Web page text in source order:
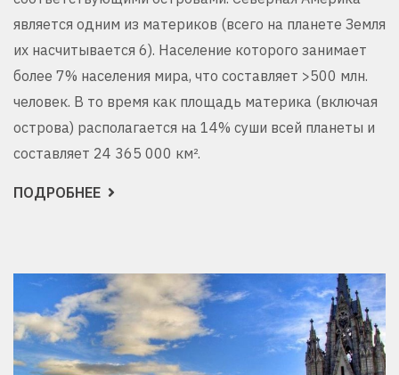
является одним из материков (всего на планете Земля
их насчитывается 6). Население которого занимает
более 7% населения мира, что составляет >500 млн.
человек. В то время как площадь материка (включая
острова) располагается на 14% суши всей планеты и
составляет 24 365 000 км².
ПОДРОБНЕЕ О